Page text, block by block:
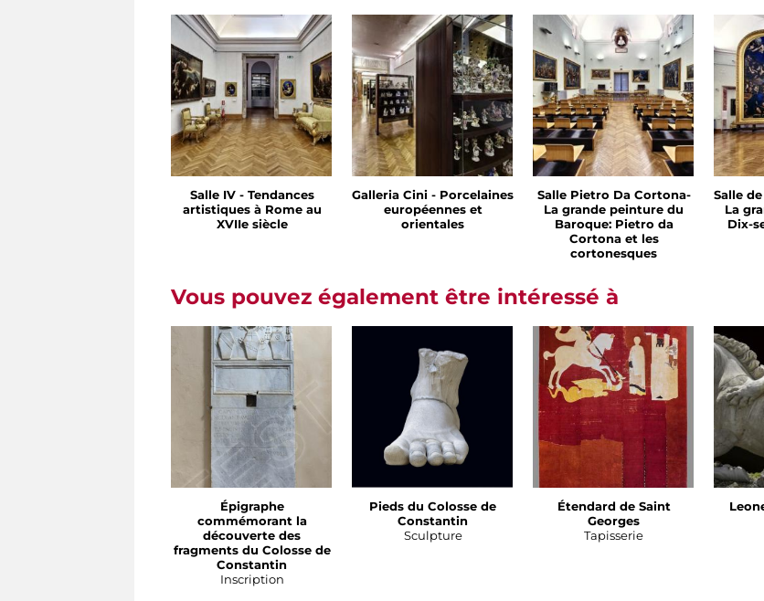
Salle IV - Tendances
artistiques à Rome au
XVIIe siècle
Galleria Cini - Porcelaines
européennes et
orientales
Salle Pietro Da Cortona-
La grande peinture du
Baroque: Pietro da
Cortona et les
cortonesques
Salle
La
Dix-
Vous pouvez également être intéressé à
Épigraphe
commémorant la
découverte des
fragments du Colosse de
Constantin
Inscription
Pieds du Colosse de
Constantin
Sculpture
Étendard de Saint
Georges
Tapisserie